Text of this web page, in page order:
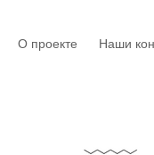
О проекте Наши